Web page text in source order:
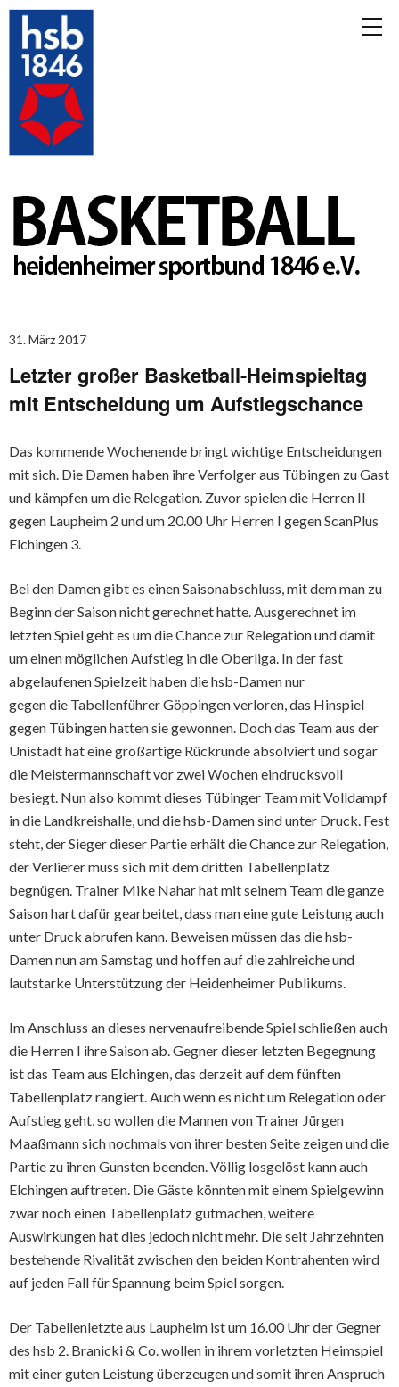
31. März 2017
Letzter großer Basketball-Heimspieltag
mit Entscheidung um Aufstiegschance
Das kommende Wochenende bringt wichtige Entscheidungen
mit sich. Die Damen haben ihre Verfolger aus Tübingen zu Gast
und kämpfen um die Relegation. Zuvor spielen die Herren II
gegen Laupheim 2 und um 20.00 Uhr Herren I gegen ScanPlus
Elchingen 3.
Bei den Damen gibt es einen Saisonabschluss, mit dem man zu
Beginn der Saison nicht gerechnet hatte. Ausgerechnet im
letzten Spiel geht es um die Chance zur Relegation und damit
um einen möglichen Aufstieg in die Oberliga. In der fast
abgelaufenen Spielzeit haben die hsb-Damen nur
gegen die Tabellenführer Göppingen verloren, das Hinspiel
gegen Tübingen hatten sie gewonnen. Doch das Team aus der
Unistadt hat eine großartige Rückrunde absolviert und sogar
die Meistermannschaft vor zwei Wochen eindrucksvoll
besiegt. Nun also kommt dieses Tübinger Team mit Volldampf
in die Landkreishalle, und die hsb-Damen sind unter Druck. Fest
steht, der Sieger dieser Partie erhält die Chance zur Relegation,
der Verlierer muss sich mit dem dritten Tabellenplatz
begnügen. Trainer Mike Nahar hat mit seinem Team die ganze
Saison hart dafür gearbeitet, dass man eine gute Leistung auch
unter Druck abrufen kann. Beweisen müssen das die hsb-
Damen nun am Samstag und hoffen auf die zahlreiche und
lautstarke Unterstützung der Heidenheimer Publikums.
Im Anschluss an dieses nervenaufreibende Spiel schließen auch
die Herren I ihre Saison ab. Gegner dieser letzten Begegnung
ist das Team aus Elchingen, das derzeit auf dem fünften
Tabellenplatz rangiert. Auch wenn es nicht um Relegation oder
Aufstieg geht, so wollen die Mannen von Trainer Jürgen
Maaßmann sich nochmals von ihrer besten Seite zeigen und die
Partie zu ihren Gunsten beenden. Völlig losgelöst kann auch
Elchingen auftreten. Die Gäste könnten mit einem Spielgewinn
zwar noch einen Tabellenplatz gutmachen, weitere
Auswirkungen hat dies jedoch nicht mehr. Die seit Jahrzehnten
bestehende Rivalität zwischen den beiden Kontrahenten wird
auf jeden Fall für Spannung beim Spiel sorgen.
Der Tabellenletzte aus Laupheim ist um 16.00 Uhr der Gegner
des hsb 2. Branicki & Co. wollen in ihrem vorletzten Heimspiel
mit einer guten Leistung überzeugen und somit ihren Anspruch